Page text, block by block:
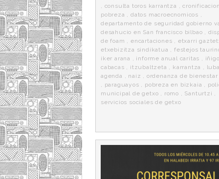
consulta toros karrantza ,
pobreza
,datos macroecnomicos
departamento de seguridad gobierno
desahucio en San francisco bilbao
de foam
,encartaciones etxarri
etxebizitza sindikatua
,festejos
iker arana
informe anual caritas
iñigo
cabacas
itzubaltzeta karrantza
agenda
naiz
ordenanza de bienestar
paraguayos pobreza en bizkaia
municipal de getxo
romo Santurtzi
servicios sociales de getxo